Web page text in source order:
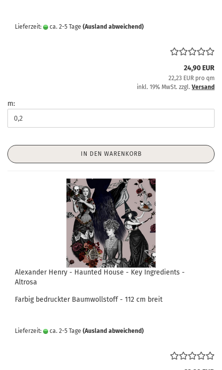
Lieferzeit: ca. 2-5 Tage (Ausland abweichend)
24,90 EUR
22,23 EUR pro qm
inkl. 19% MwSt. zzgl. Versand
m:
IN DEN WARENKORB
Alexander Henry - Haunted House - Key Ingredients -
Altrosa
Farbig bedruckter Baumwollstoff - 112 cm breit
Lieferzeit: ca. 2-5 Tage (Ausland abweichend)